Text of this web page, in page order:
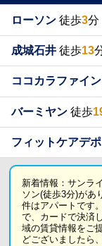
ローソン 徒歩3分
成城石井 徒歩13
ココカラファイン
バーミヤン 徒歩
フィットケアデポ
新着情報：サンラ
ソン(徒歩3分)があ
件はアパートです
で、カードで決済
域の賃貸情報をご
どございましたら